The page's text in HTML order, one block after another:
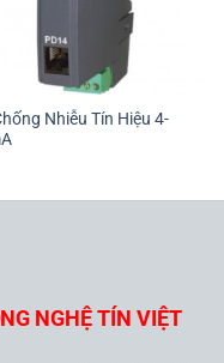
Nhiễu Tín Hiệu 4-
NGHỆ TÍN VIỆT